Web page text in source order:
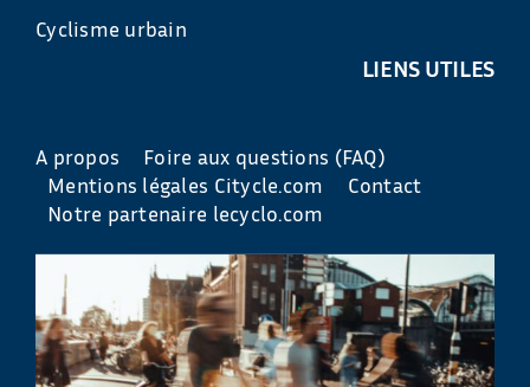
Cyclisme urbain
LIENS UTILES
A propos
Foire aux questions (FAQ)
Mentions légales Citycle.com
Contact
Notre partenaire lecyclo.com